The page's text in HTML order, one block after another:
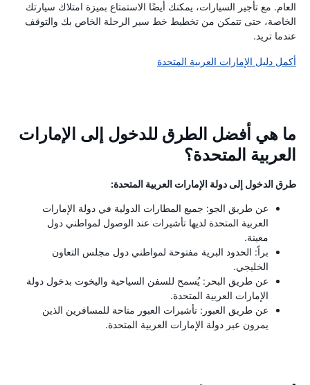
العام. مع تأجير السيارات، يمكنك أيضًا الاستمتاع بميزة امتلاك سيارتك
الخاصة، حتى تتمكن من تخطيط خط سير الرحلة الخاص بك والتوقف
عندما تريد.
أكمل دليل الإمارات العربية المتحدة
ما هي أفضل الطرق للدخول إلى الإمارات
العربية المتحدة؟
طرق الدخول إلى دولة الإمارات العربية المتحدة:
عن طريق الجو: جميع المطارات الدولية في دولة الإمارات
العربية المتحدة لديها تأشيرات عند الوصول لمواطني دول
معينة.
براً: الحدود البرية مفتوحة لمواطني دول مجلس التعاون
الخليجي.
عن طريق البحر: يُسمح للسفن السياحية واليخوت بدخول دولة
الإمارات العربية المتحدة.
عن طريق العبور: تأشيرات العبور متاحة للمسافرين الذين
يمرون عبر دولة الإمارات العربية المتحدة.